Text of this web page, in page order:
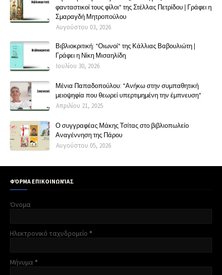
φανταστικοί τους φίλοι" της Στέλλας Πετρίδου | Γράφει η
Σμαραγδή Μητροπούλου
Αυγούστου 03, 2026
Βιβλιοκριτική: "Οιωνοί" της Κάλλιας Βαβουλιώτη |
Γράφει η Νίκη Μισαηλίδη
Ιουλίου 30, 2026
Μένια Παπαδοπούλου: "Ανήκω στην συμπαθητική
μειοψηφία που θεωρεί υπερτιμημένη την έμπνευση"
Απριλίου 21, 2025
Ο συγγραφέας Μάκης Τσίτας στο βιβλιοπωλείο
Αναγέννηση της Πάρου
Αυγούστου 05, 2026
ΦΌΡΜΑ ΕΠΙΚΟΙΝΩΝΊΑΣ
Όνομα
Ηλεκτρονικό ταχυδρομείο *
Μήνυμα *